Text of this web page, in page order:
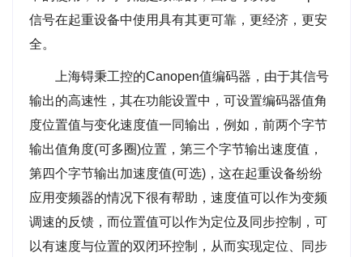
信号在起重设备中使用具有其更可靠，更经济，更安
全。
上海锝秉工控的Canopen值编码器，由于其信号
输出的高速性，其在功能设置中，可设置编码器值角
度位置值与变化速度值一同输出，例如，前两个字节
输出值角度(可多圈)位置，第三个字节输出速度值，
第四个字节输出加速度值(可选)，这在起重设备纷纷
应用变频器的情况下很有帮助，速度值可以作为变频
调速的反馈，而位置值可以作为定位及同步控制，可
以有速度与位置的双闭环控制，从而实现定位、同步